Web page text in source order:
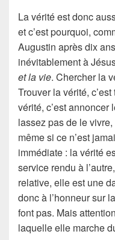
La vérité est donc
et c’est pourquoi,
Augustin après dix
inévitablement à
et la vie. Chercher la
Trouver la vérité,
vérité, c’est
lassez pas de le
même si ce n’est
immédiate : la vérité
service rendu à
relative, elle est une
donc à l’honneur sur
font pas. Mais
laquelle elle marche